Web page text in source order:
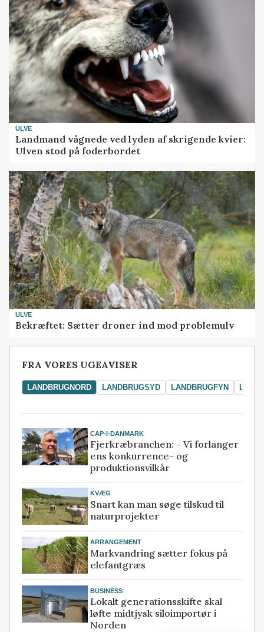
ULVE
Landmand vågnede ved lyden af skrigende kvier:
Ulven stod på foderbordet
ULVE
Bekræftet: Sætter droner ind mod problemulv
FRA VORES UGEAVISER
LANDBRUGNORD LANDBRUGSYD LANDBRUGFYN
CAP-I-DANMARK
Fjerkræbranchen: - Vi forlanger
ens konkurrence- og
produktionsvilkår
KVÆG
Snart kan man søge tilskud til
naturprojekter
ARRANGEMENT
Markvandring sætter fokus på
elefantgræs
BUSINESS
Lokalt generationsskifte skal
løfte midtjysk siloimportør i
Norden